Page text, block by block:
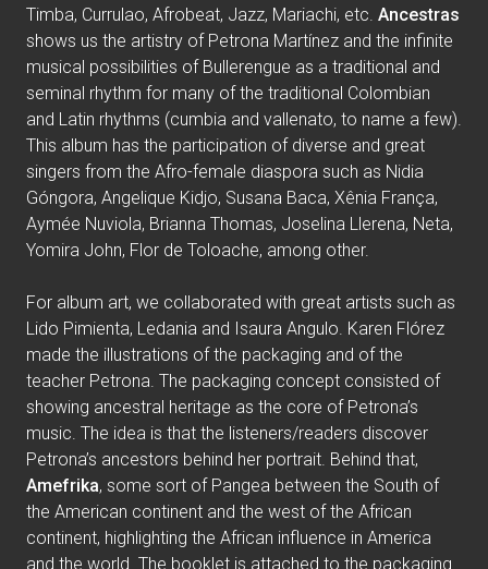
Timba, Currulao, Afrobeat, Jazz, Mariachi, etc. Ancestras
shows us the artistry of Petrona Martínez and the infinite
musical possibilities of Bullerengue as a traditional and
seminal rhythm for many of the traditional Colombian
and Latin rhythms (cumbia and vallenato, to name a few).
This album has the participation of diverse and great
singers from the Afro-female diaspora such as Nidia
Góngora, Angelique Kidjo, Susana Baca, Xênia França,
Aymée Nuviola, Brianna Thomas, Joselina Llerena, Neta,
Yomira John, Flor de Toloache, among other.
For album art, we collaborated with great artists such as
Lido Pimienta, Ledania and Isaura Angulo. Karen Flórez
made the illustrations of the packaging and of the
teacher Petrona. The packaging concept consisted of
showing ancestral heritage as the core of Petrona’s
music. The idea is that the listeners/readers discover
Petrona’s ancestors behind her portrait. Behind that,
Amefrika, some sort of Pangea between the South of
the American continent and the west of the African
continent, highlighting the African influence in America
and the world. The booklet is attached to the packaging